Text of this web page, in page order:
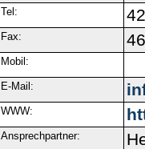
Tel:
Fax:
Mobil:
E-Mail:
WWW:
Ansprechpartner: